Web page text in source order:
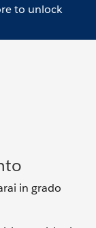
to unlock
in grado